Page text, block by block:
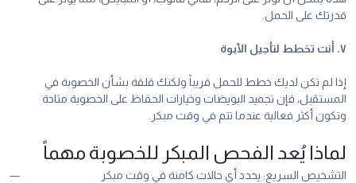
قدرتك على الحمل.
٧. أنت تخطط لتأجيل الأبوة
إذا لم تكن لديك خطط للحمل قريباً ولكنك قلقة بشأن الخصوبة في
المستقبل، فإن تجميد البويضات وخيارات الحفاظ على الخصوبة متاحة
وتكون أكثر فعالية عندما تتم في وقت مبكر.
لماذا يُعد الفحص المبكر للخصوبة مهماً
التشخيص السريع: يحدد أي حالات كامنة في وقت مبكر